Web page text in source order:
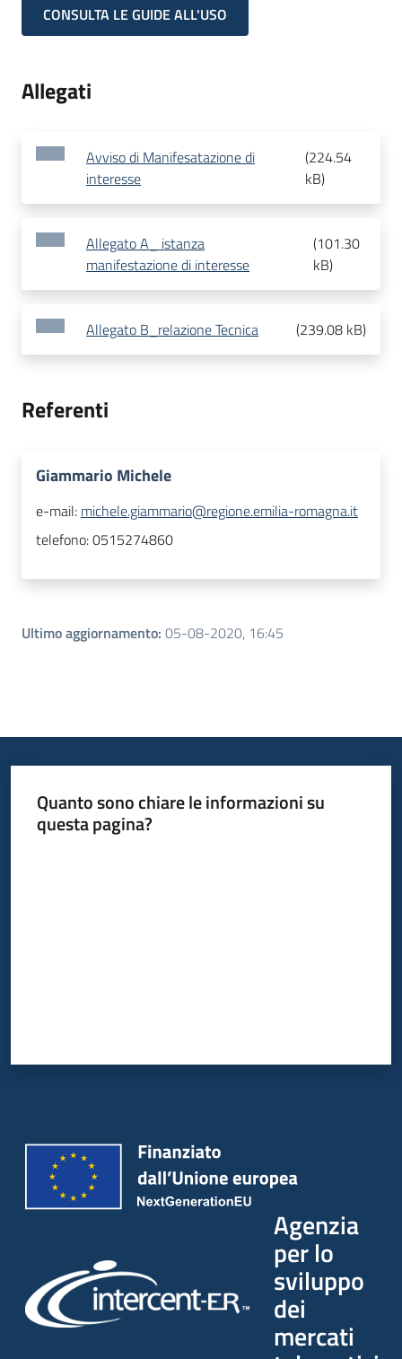
CONSULTA LE GUIDE ALL'USO
Allegati
Avviso di Manifesatazione di
interesse
(224.54
kB)
Allegato A_ istanza
manifestazione di interesse
(101.30
kB)
Allegato B_relazione Tecnica (239.08 kB)
Referenti
Giammario Michele
e-mail: michele.giammario@regione.emilia-romagna.it
telefono:0515274860
Ultimo aggiornamento: 05-08-2020, 16:45
Quanto sono chiare le informazioni su
questa pagina?
Agenzia
per lo
sviluppo
dei
mercati